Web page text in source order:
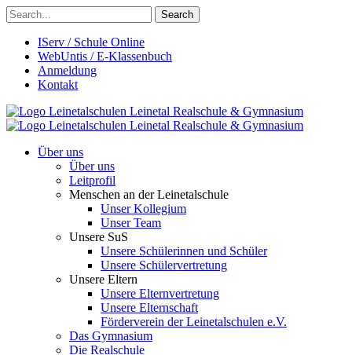
Search
IServ / Schule Online
WebUntis / E-Klassenbuch
Anmeldung
Kontakt
Leinetalschulen Leinetal Realschule & Gymnasium
Leinetalschulen Leinetal Realschule & Gymnasium
Über uns
Über uns
Leitprofil
Menschen an der Leinetalschule
Unser Kollegium
Unser Team
Unsere SuS
Unsere Schülerinnen und Schüler
Unsere Schülervertretung
Unsere Eltern
Unsere Elternvertretung
Unsere Elternschaft
Förderverein der Leinetalschulen e.V.
Das Gymnasium
Die Realschule